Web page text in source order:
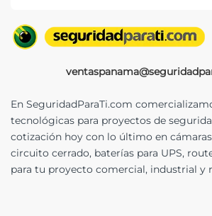
En SeguridadParaTi.com
tecnológicas para proyectos de
cotización hoy con lo último en
circuito cerrado, baterías para UPS,
para tu proyecto comercial, industrial y